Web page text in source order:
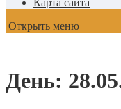
Карта сайта
Открыть меню
День: